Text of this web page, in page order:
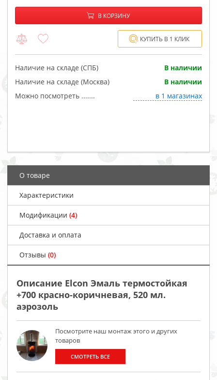
−
В КОРЗИНУ
КУПИТЬ В 1 КЛИК
Наличие на складе (СПБ)
В наличии
Наличие на складе (Москва)
В наличии
Можно посмотреть .......
в 1 магазинах
О товаре
Характеристики
Модификации (4)
Доставка и оплата
Отзывы (0)
Описание Elcon Эмаль термостойкая
+700 красно-коричневая, 520 мл.
аэрозоль
Посмотрите наш монтаж этого и других
товаров
СМОТРЕТЬ ВСЕ